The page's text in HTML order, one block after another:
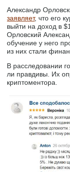
Александр
заявляет, что его
выйти на доход в
Орловский
обучение у него
из них стали
В расследовании
ли правдивы. Их
криптоментора.